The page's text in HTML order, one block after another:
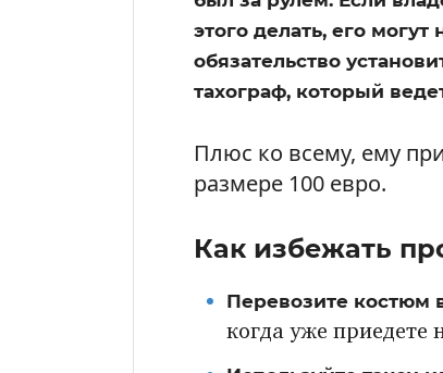
этого делать, его
обязательство
тахограф, который
Плюс ко всему, ему
размере 100 евро.
Как избежать
Перевозите костюм
когда уже приедете